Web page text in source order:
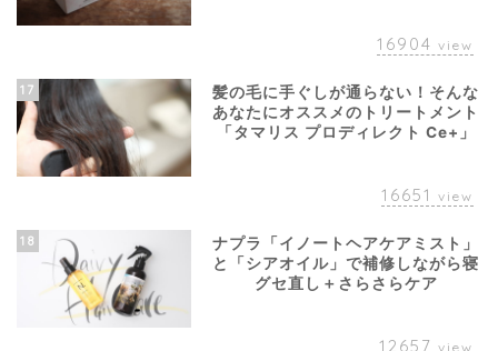
16904 view
17
髪の毛に手ぐしが通らない！そんな
あなたにオススメのトリートメント
「タマリス プロディレクト Ce+」
16651 view
18
ナプラ「イノートヘアケアミスト」
と「シアオイル」で補修しながら寝
グセ直し＋さらさらケア
12657 view